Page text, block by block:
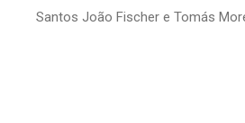
Santos João Fischer e Tomás